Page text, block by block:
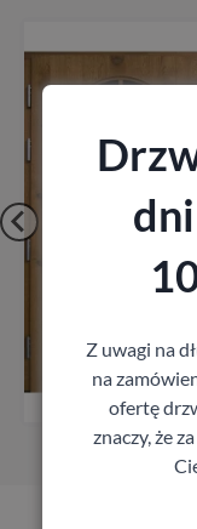
Z uwagi na
na
ofertę
znaczy, że